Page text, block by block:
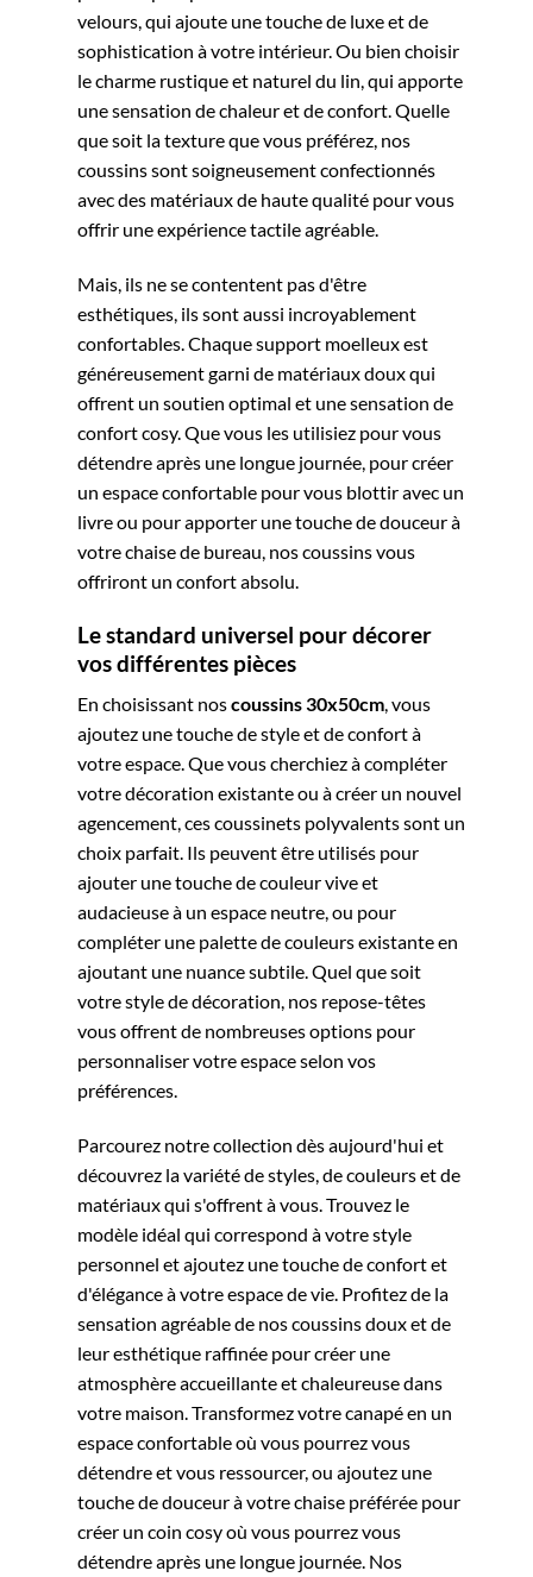
velours, qui ajoute une touche de luxe et de
sophistication à votre intérieur. Ou bien choisir
le charme rustique et naturel du lin, qui apporte
une sensation de chaleur et de confort. Quelle
que soit la texture que vous préférez, nos
coussins sont soigneusement confectionnés
avec des matériaux de haute qualité pour vous
offrir une expérience tactile agréable.
Mais, ils ne se contentent pas d'être
esthétiques, ils sont aussi incroyablement
confortables. Chaque support moelleux est
généreusement garni de matériaux doux qui
offrent un soutien optimal et une sensation de
confort cosy. Que vous les utilisiez pour vous
détendre après une longue journée, pour créer
un espace confortable pour vous blottir avec un
livre ou pour apporter une touche de douceur à
votre chaise de bureau, nos coussins vous
offriront un confort absolu.
Le standard universel pour décorer
vos différentes pièces
En choisissant noscoussins 30x50cm, vous
ajoutez une touche de style et de confort à
votre espace. Que vous cherchiez à compléter
votre décoration existante ou à créer un nouvel
agencement, ces coussinets polyvalents sont un
choix parfait. Ils peuvent être utilisés pour
ajouter une touche de couleur vive et
audacieuse à un espace neutre, ou pour
compléter une palette de couleurs existante en
ajoutant une nuance subtile. Quel que soit
votre style de décoration, nos repose-têtes
vous offrent de nombreuses options pour
personnaliser votre espace selon vos
préférences.
Parcourez notre collection dès aujourd'hui et
découvrez la variété de styles, de couleurs et de
matériaux qui s'offrent à vous. Trouvez le
modèle idéal qui correspond à votre style
personnel et ajoutez une touche de confort et
d'élégance à votre espace de vie. Profitez de la
sensation agréable de nos coussins doux et de
leur esthétique raffinée pour créer une
atmosphère accueillante et chaleureuse dans
votre maison. Transformez votre canapé en un
espace confortable où vous pourrez vous
détendre et vous ressourcer, ou ajoutez une
touche de douceur à votre chaise préférée pour
créer un coin cosy où vous pourrez vous
détendre après une longue journée. Nos